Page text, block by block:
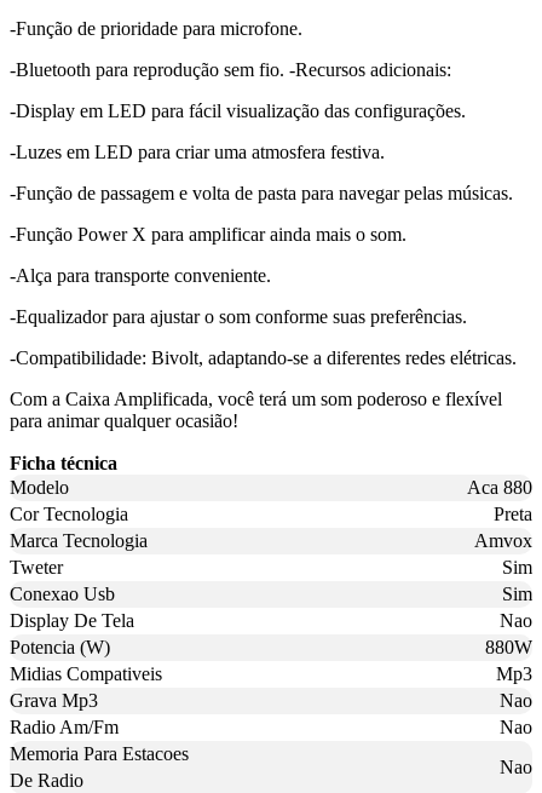
-Função de prioridade para microfone.
-Bluetooth para reprodução sem fio. -Recursos adicionais:
-Display em LED para fácil visualização das configurações.
-Luzes em LED para criar uma atmosfera festiva.
-Função de passagem e volta de pasta para navegar pelas músicas.
-Função Power X para amplificar ainda mais o som.
-Alça para transporte conveniente.
-Equalizador para ajustar o som conforme suas preferências.
-Compatibilidade: Bivolt, adaptando-se a diferentes redes elétricas.
Com a Caixa Amplificada, você terá um som poderoso e flexível
para animar qualquer ocasião!
Ficha técnica
Modelo
Aca 880
Cor Tecnologia
Preta
Marca Tecnologia
Amvox
Tweter
Sim
Conexao Usb
Sim
Display De Tela
Nao
Potencia (W)
880W
Midias Compativeis
Mp3
Grava Mp3
Nao
Radio Am/Fm
Nao
Memoria Para Estacoes
De Radio
Nao